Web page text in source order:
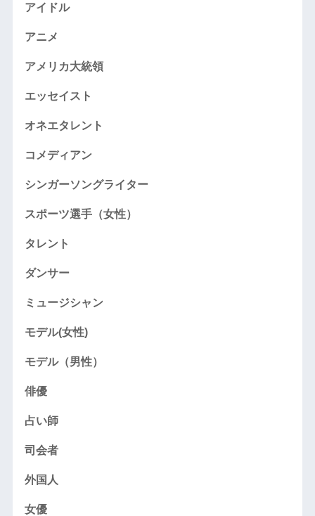
アイドル
アニメ
アメリカ大統領
エッセイスト
オネエタレント
コメディアン
シンガーソングライター
スポーツ選手（女性）
タレント
ダンサー
ミュージシャン
モデル(女性)
モデル（男性）
俳優
占い師
司会者
外国人
女優